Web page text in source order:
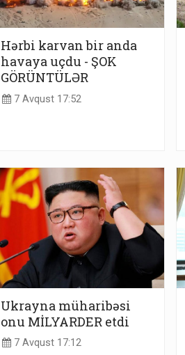
Hərbi karvan bir anda
havaya uçdu - ŞOK
GÖRÜNTÜLƏR
7 Avqust 17:52
Ukrayna müharibəsi
onu MİLYARDER etdi
7 Avqust 17:12